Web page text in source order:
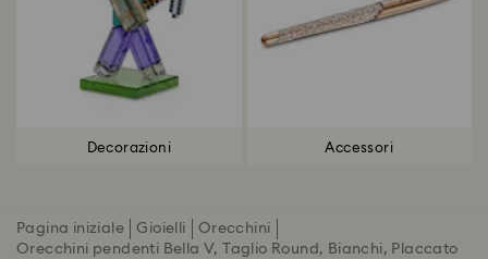
Decorazioni Accessori
Pagina iniziale Gioielli
Orecchini
Orecchini pendenti Bella V, Taglio Round, Bianchi, Placcato